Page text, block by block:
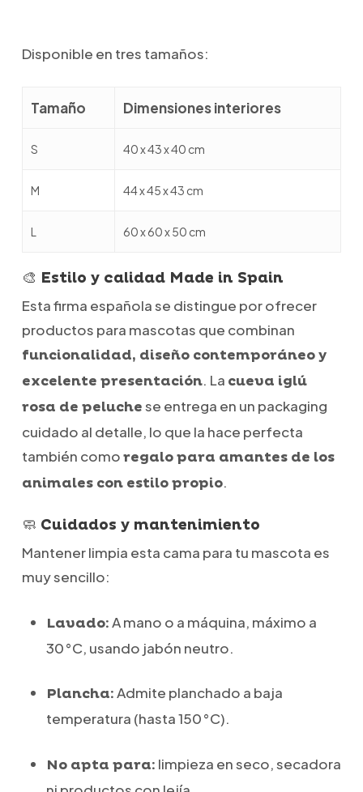
Disponible en tres tamaños:
Tamaño Dimensiones interiores
S 40 x 43 x 40 cm
M 44 x 45 x 43 cm
L 60 x 60 x 50 cm
🎨 Estilo y calidad Made in Spain
Esta firma española se distingue por ofrecer
productos para mascotas que combinan
funcionalidad, diseño contemporáneo y
excelente presentación. La cueva iglú
rosa de peluchese entrega en un packaging
cuidado al detalle, lo que la hace perfecta
también comoregalo para amantes de los
animales con estilo propio.
🧼 Cuidados y mantenimiento
Mantener limpia esta cama para tu mascota es
muy sencillo:
Lavado:A mano o a máquina, máximo a
30 °C, usando jabón neutro.
Plancha:Admite planchado a baja
temperatura (hasta 150 °C).
No apta para: limpieza en seco, secadora